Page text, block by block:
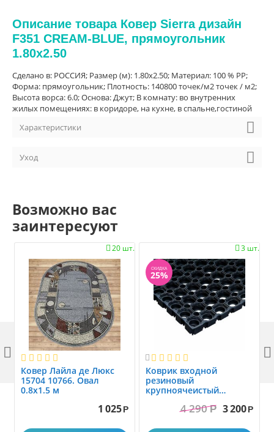
Описание товара Ковер Sierra дизайн
F351 CREAM-BLUE, прямоугольник
1.80x2.50
Сделано в: РОССИЯ; Размер (м): 1.80x2.50; Материал: 100 % PP;
Форма: прямоугольник; Плотность: 140800 точек/м2 точек / м2;
Высота ворса: 6.0; Основа: Джут; В комнату: во внутренних
жилых помещениях: в коридоре, на кухне, в спальне,гостиной
Характеристики
Уход
Возможно вас
заинтересуют
20 шт.

Ковер Лайла де Люкс
15704 10766. Овал
0.8x1.5 м
1 025 Р
3 шт.

СКИДКА
25%

Коврик вxодной
резиновый
крупноячеистый
1.0x1.5 м4 290 Р 3 200 Р
 